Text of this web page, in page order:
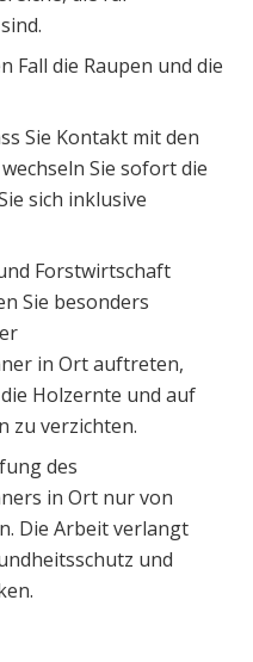
Fall die Raupen und die
Sie Kontakt mit den
Sie sofort die
sich inklusive
Forstwirtschaft
Sie besonders
in Ort auftreten,
Holzernte und auf
zu verzichten.
des
in Ort nur von
Die Arbeit verlangt
und